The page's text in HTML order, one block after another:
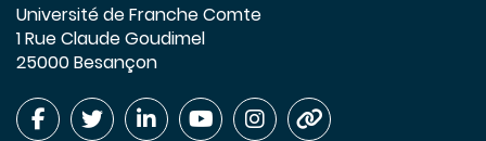
Université de Franche Comte
1 Rue Claude Goudimel
25000 Besançon